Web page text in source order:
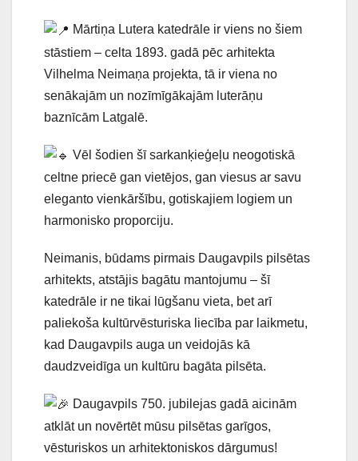
Mārtiņa Lutera katedrāle ir viens no šiem
stāstiem – celta 1893. gadā pēc arhitekta
Vilhelma Neimaņa projekta, tā ir viena no
senākajām un nozīmīgākajām luterāņu
baznīcām Latgalē.
Vēl šodien šī sarkanķieģeļu neogotiskā
celtne priecē gan vietējos, gan viesus ar savu
eleganto vienkāršību, gotiskajiem logiem un
harmonisko proporciju.
Neimanis, būdams pirmais Daugavpils pilsētas
arhitekts, atstājis bagātu mantojumu – šī
katedrāle ir ne tikai lūgšanu vieta, bet arī
paliekoša kultūrvēsturiska liecība par laikmetu,
kad Daugavpils auga un veidojās kā
daudzveidīga un kultūru bagāta pilsēta.
Daugavpils 750. jubilejas gadā aicinām
atklāt un novērtēt mūsu pilsētas garīgos,
vēsturiskos un arhitektoniskos dārgumus!